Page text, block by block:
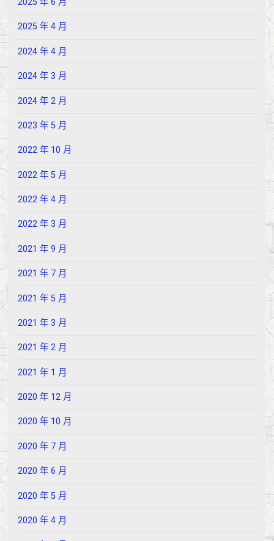
2025 年 6 月
2025 年 4 月
2024 年 4 月
2024 年 3 月
2024 年 2 月
2023 年 5 月
2022 年 10 月
2022 年 5 月
2022 年 4 月
2022 年 3 月
2021 年 9 月
2021 年 7 月
2021 年 5 月
2021 年 3 月
2021 年 2 月
2021 年 1 月
2020 年 12 月
2020 年 10 月
2020 年 7 月
2020 年 6 月
2020 年 5 月
2020 年 4 月